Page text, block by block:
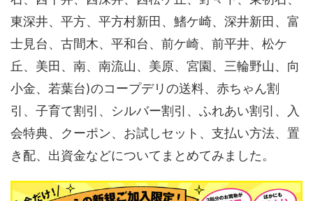
東深井、平方、平方村新田、鰭ケ崎、深井新田、富
士見台、古間木、平和台、前ケ崎、前平井、松ケ
丘、美田、南、南流山、美原、宮園、三輪野山、向
小金、若葉台)のコープデリの送料、赤ちゃん割
引、子育て割引、シルバー割引、ふれあい割引、入
会特典、クーポン、お試しセット、支払い方法、置
き配、出資金などについてまとめてみました。